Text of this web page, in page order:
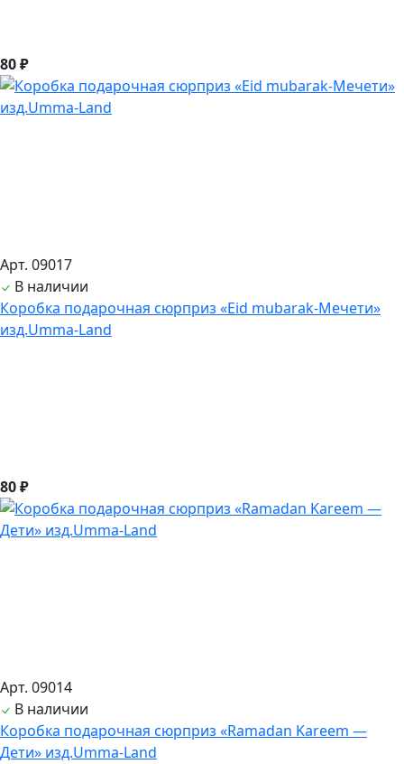
80 ₽
Арт. 09017
В наличии
Коробка подарочная сюрприз «Eid mubarak-Мечети»
изд.Umma-Land
80 ₽
Арт. 09014
В наличии
Коробка подарочная сюрприз «Ramadan Kareem —
Дети» изд.Umma-Land